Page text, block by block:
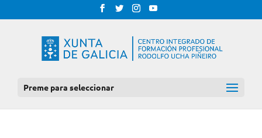
Preme para seleccionar